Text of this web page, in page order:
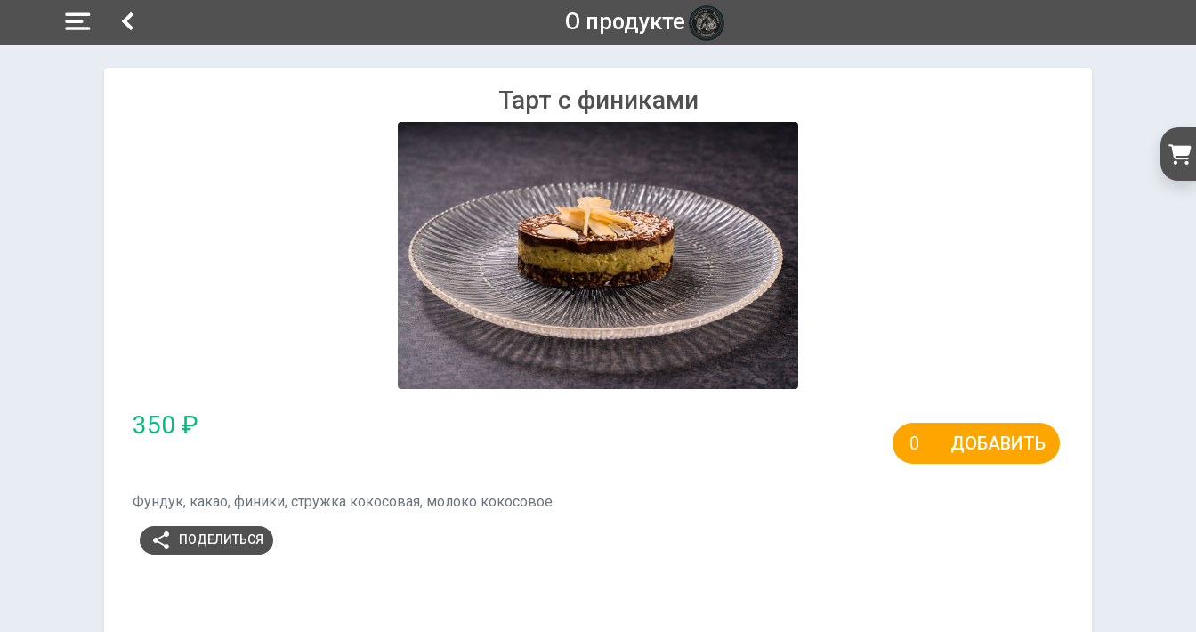
О продукте
Тарт с финиками
350 ₽
ДОБАВИТЬ
Фундук, какао, финики, стружка кокосовая, молоко кокосовое
share ПОДЕЛИТЬСЯ